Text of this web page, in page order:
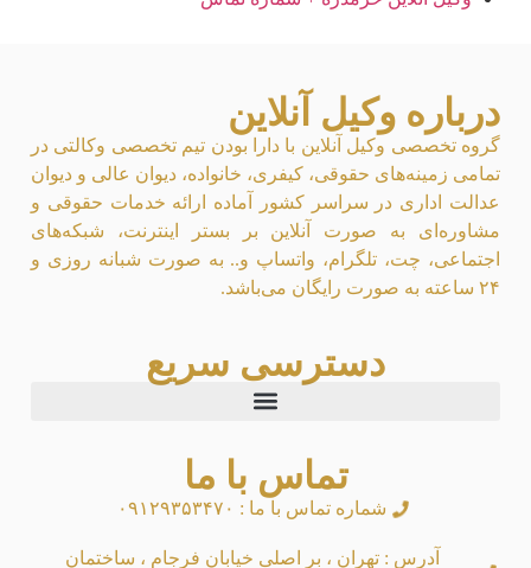
درباره وکیل آنلاین
گروه تخصصی وکیل آنلاین با دارا بودن تیم تخصصی وکالتی در
تمامی زمینه‌های حقوقی، کیفری، خانواده، دیوان عالی و دیوان
عدالت اداری در سراسر کشور آماده ارائه خدمات حقوقی و
مشاوره‌ای به صورت آنلاین بر بستر اینترنت، شبکه‌های
اجتماعی، چت، تلگرام، واتساپ و.. به صورت شبانه روزی و
۲۴ ساعته به صورت رایگان می‌باشد.
دسترسی سریع
تماس با ما
شماره تماس با ما : ۰۹۱۲۹۳۵۳۴۷۰
آدرس : تهران ، بر اصلی خیابان فرجام ، ساختمان